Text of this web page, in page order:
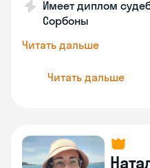
Имеет диплом
Сорбоны
Читать дальше
Читать дальше